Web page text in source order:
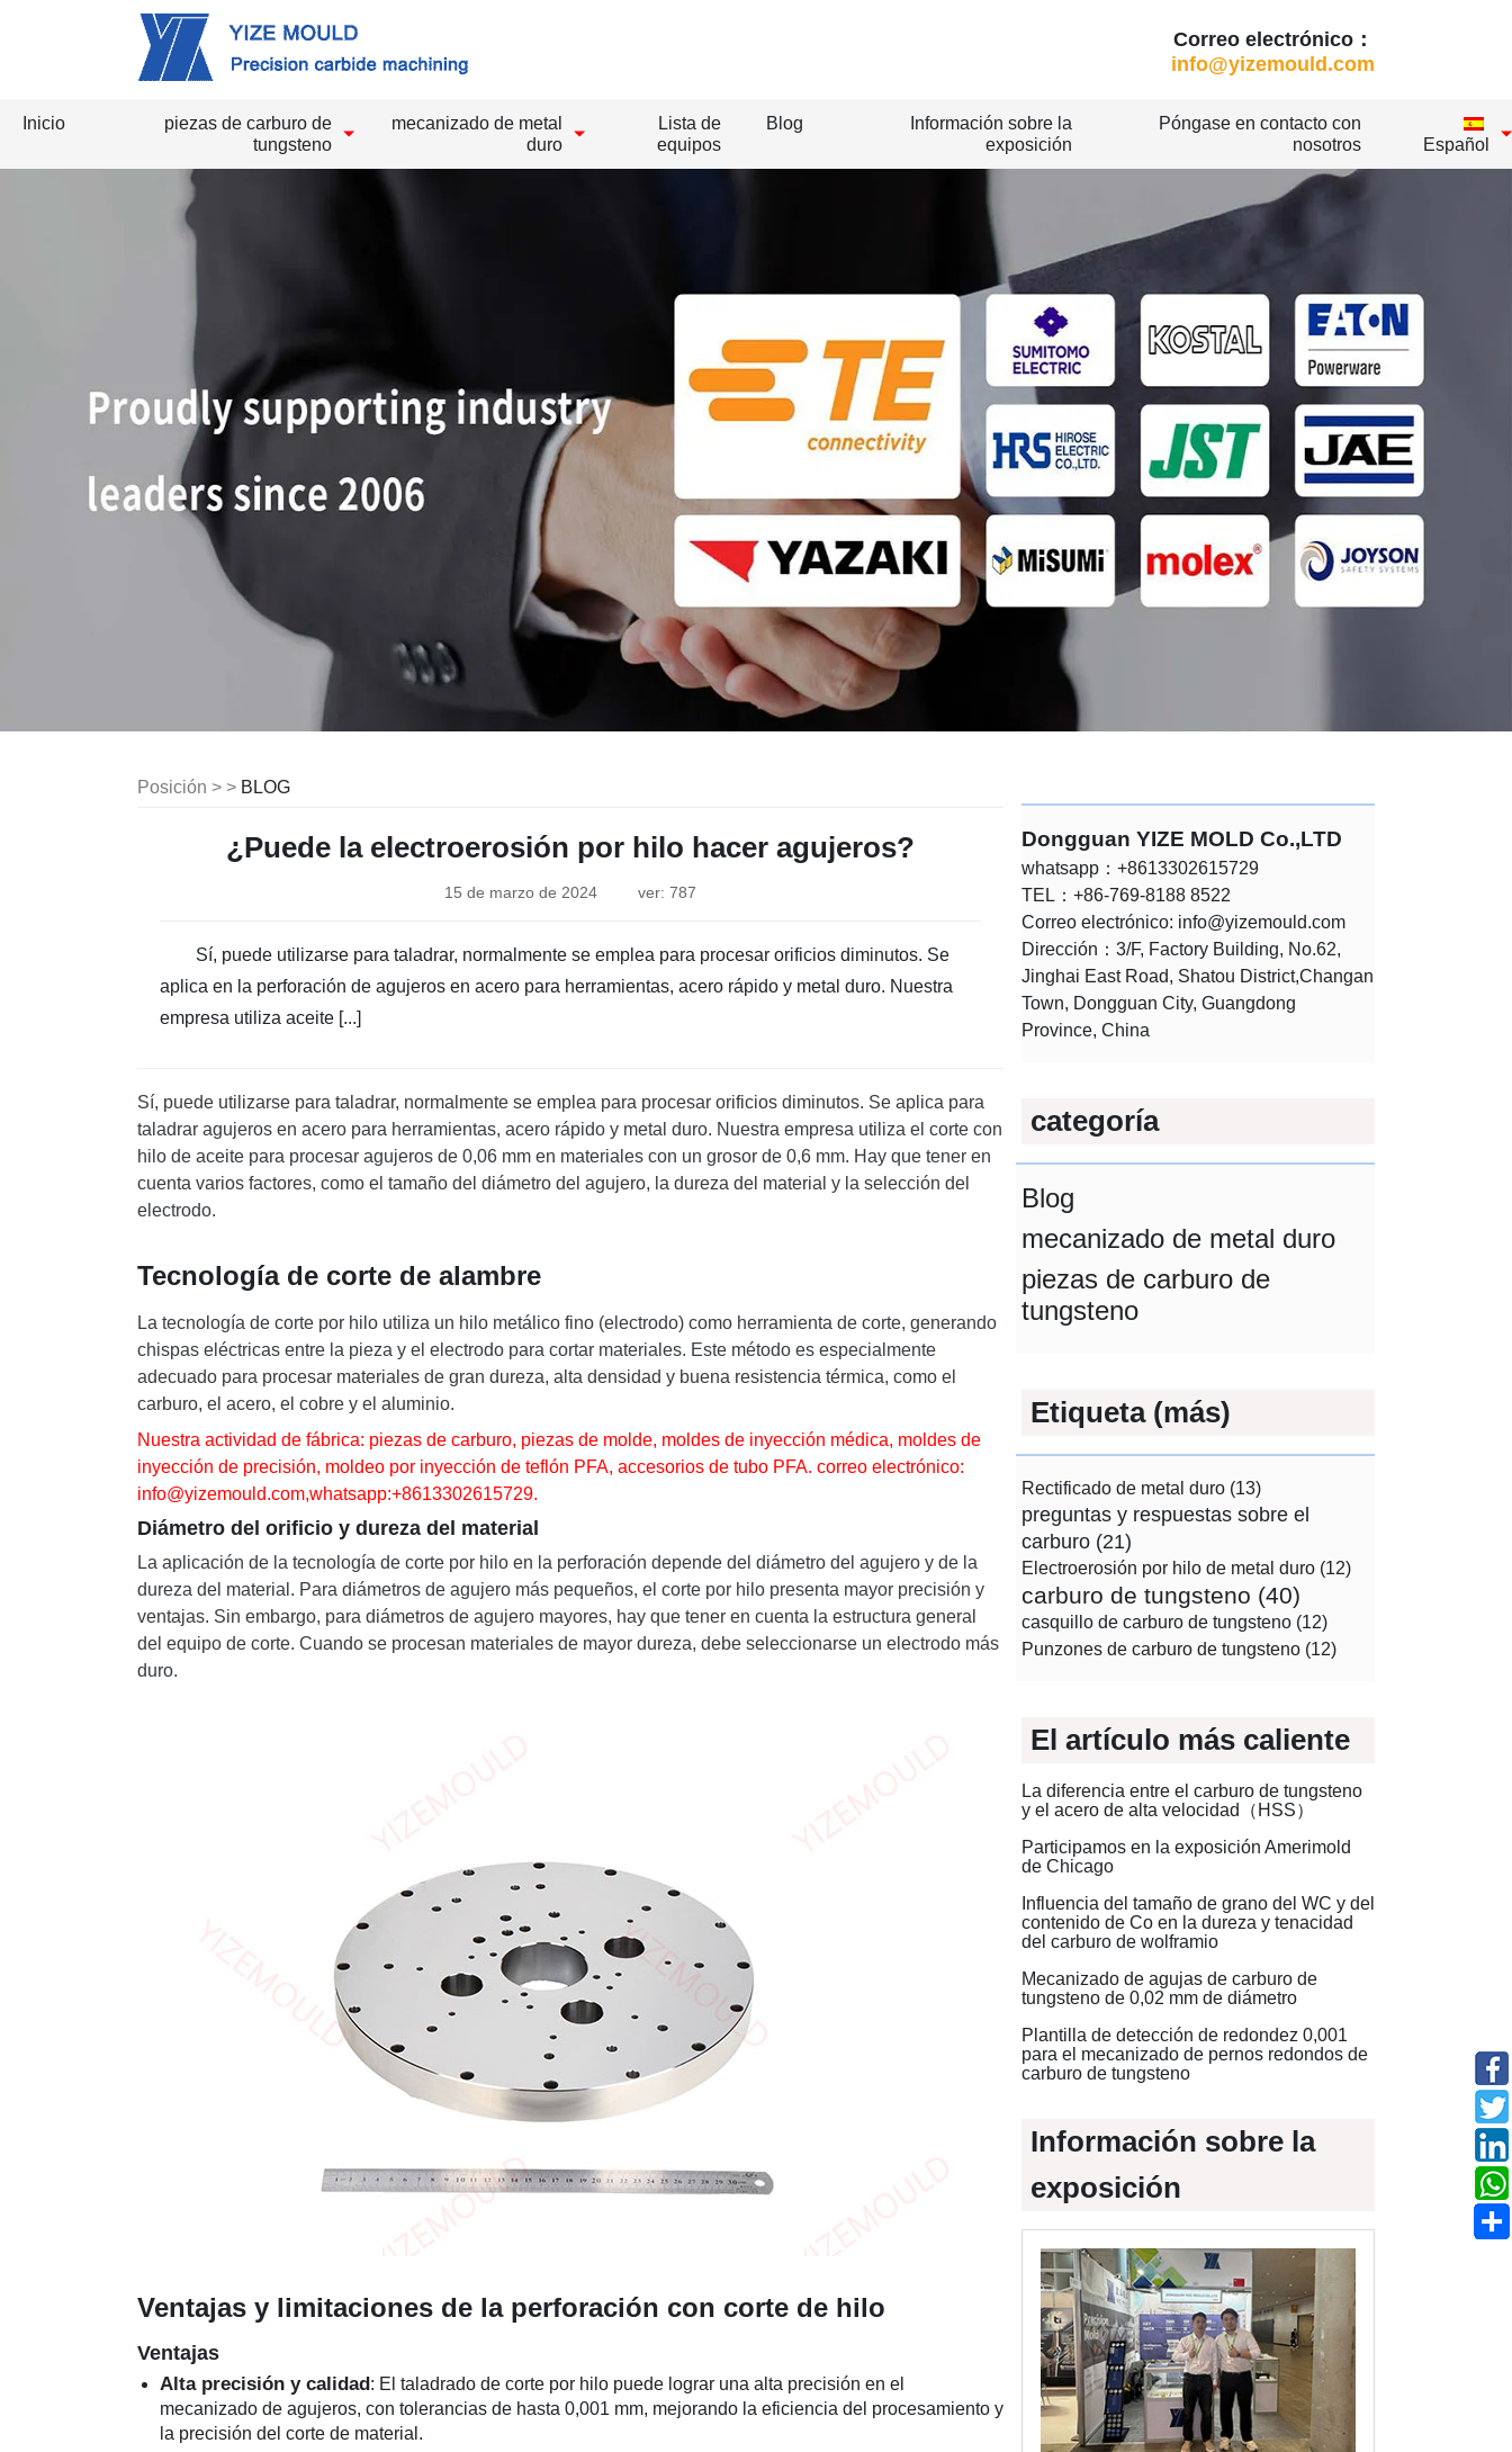
Correo electrónico：
info@yizemould.com
Inicio
piezas de carburo de
tungsteno
mecanizado de metal
duro
Lista de
equipos
Blog
Información sobre la
exposición
Póngase en contacto con
nosotros
Español
Posición > > BLOG
¿Puede la electroerosión por hilo hacer agujeros?
15 de marzo de 2024 ver: 787
Sí, puede utilizarse para taladrar, normalmente se emplea para procesar orificios diminutos. Se
aplica en la perforación de agujeros en acero para herramientas, acero rápido y metal duro. Nuestra
empresa utiliza aceite [...]
Sí, puede utilizarse para taladrar, normalmente se emplea para procesar orificios diminutos. Se aplica para
taladrar agujeros en acero para herramientas, acero rápido y metal duro. Nuestra empresa utiliza el corte con
hilo de aceite para procesar agujeros de 0,06 mm en materiales con un grosor de 0,6 mm. Hay que tener en
cuenta varios factores, como el tamaño del diámetro del agujero, la dureza del material y la selección del
electrodo.
Tecnología de corte de alambre
La tecnología de corte por hilo utiliza un hilo metálico fino (electrodo) como herramienta de corte, generando
chispas eléctricas entre la pieza y el electrodo para cortar materiales. Este método es especialmente
adecuado para procesar materiales de gran dureza, alta densidad y buena resistencia térmica, como el
carburo, el acero, el cobre y el aluminio.
Nuestra actividad de fábrica: piezas de carburo, piezas de molde, moldes de inyección médica, moldes de
inyección de precisión, moldeo por inyección de teflón PFA, accesorios de tubo PFA. correo electrónico:
info@yizemould.com,whatsapp:+8613302615729.
Diámetro del orificio y dureza del material
La aplicación de la tecnología de corte por hilo en la perforación depende del diámetro del agujero y de la
dureza del material. Para diámetros de agujero más pequeños, el corte por hilo presenta mayor precisión y
ventajas. Sin embargo, para diámetros de agujero mayores, hay que tener en cuenta la estructura general
del equipo de corte. Cuando se procesan materiales de mayor dureza, debe seleccionarse un electrodo más
duro.
Ventajas y limitaciones de la perforación con corte de hilo
Ventajas
Alta precisión y calidad: El taladrado de corte por hilo puede lograr una alta precisión en el
mecanizado de agujeros, con tolerancias de hasta 0,001 mm, mejorando la eficiencia del procesamiento y
la precisión del corte de material.
Dongguan YIZE MOLD Co.,LTD
whatsapp：+8613302615729
TEL：+86-769-8188 8522
Correo electrónico: info@yizemould.com
Dirección：3/F, Factory Building, No.62,
Jinghai East Road, Shatou District,Changan
Town, Dongguan City, Guangdong
Province, China
categoría
Blog
mecanizado de metal duro
piezas de carburo de
tungsteno
Etiqueta (más)
Rectificado de metal duro (13)
preguntas y respuestas sobre el
carburo (21)
Electroerosión por hilo de metal duro (12)
carburo de tungsteno (40)
casquillo de carburo de tungsteno (12)
Punzones de carburo de tungsteno (12)
El artículo más caliente
La diferencia entre el carburo de tungsteno
y el acero de alta velocidad（HSS）
Participamos en la exposición Amerimold
de Chicago
Influencia del tamaño de grano del WC y del
contenido de Co en la dureza y tenacidad
del carburo de wolframio
Mecanizado de agujas de carburo de
tungsteno de 0,02 mm de diámetro
Plantilla de detección de redondez 0,001
para el mecanizado de pernos redondos de
carburo de tungsteno
Información sobre la
exposición